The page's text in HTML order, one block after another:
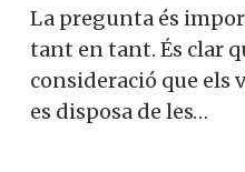
La pregunta és
tant en tant. És clar
consideració que els
es disposa de les…